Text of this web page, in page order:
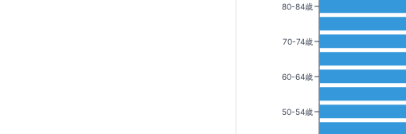
80-84歳
70-74歳
60-64歳
50-54歳